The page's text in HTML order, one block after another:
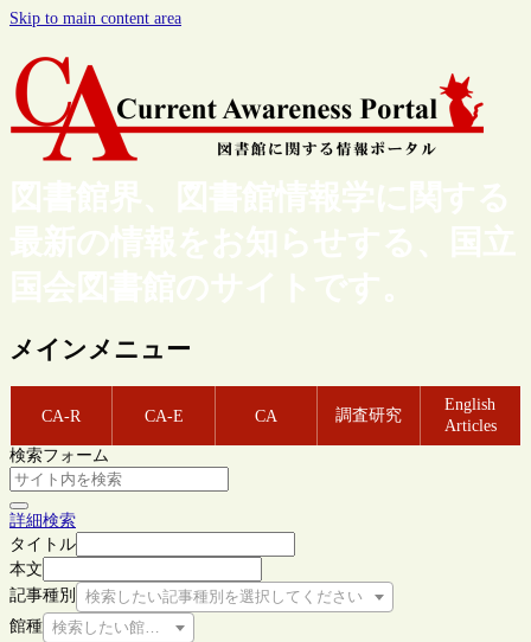
Skip to main content area
図書館界、図書館情報学に関する
最新の情報をお知らせする、国立
国会図書館のサイトです。
メインメニュー
CA-R CA-E CA 調査研究
English
Articles
検索フォーム
詳細検索
タイトル
本文
記事種別
検索したい記事種別を選択してください
館種 検索したい館種を選択してください